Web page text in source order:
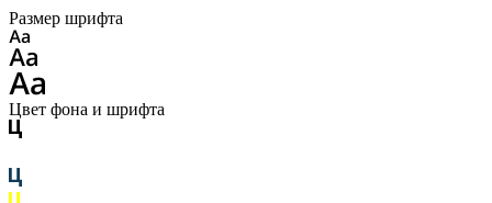
Размер шрифта
Цвет фона и шрифта